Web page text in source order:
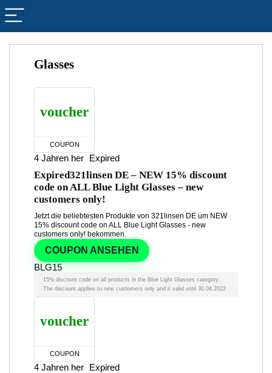
Glasses
voucher
COUPON
4 Jahren her Expired
Expired321linsen DE – NEW 15% discount
code on ALL Blue Light Glasses – new
customers only!
Jetzt die beliebtesten Produkte von 321linsen DE um NEW
15% discount code on ALL Blue Light Glasses - new
customers only! bekommen.
COUPON ANSEHEN
BLG15
15% discount code on all products in the Blue Light Glasses category.
The discount applies to new customers only and it valid until 30.04.2022
voucher
COUPON
4 Jahren her Expired